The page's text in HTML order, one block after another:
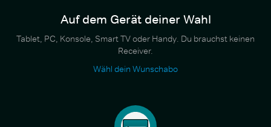
Auf dem Gerät deiner Wahl
Tablet, PC, Konsole, Smart TV oder Handy. Du brauchst keinen
Receiver.
Wähl dein Wunschabo